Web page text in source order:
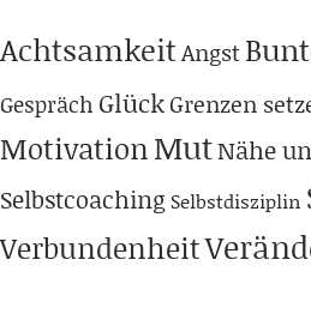
AchtsamkeitAngst
Gespräch GlückGrenzen
MotivationMutNähe
Selbstcoaching Selbstdisziplin
Verbundenheit